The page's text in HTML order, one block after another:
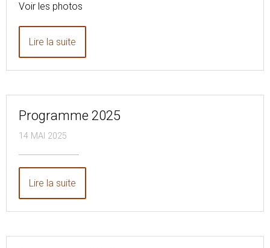
Voir les photos
Lire la suite
Programme 2025
14 MAI 2025
Lire la suite